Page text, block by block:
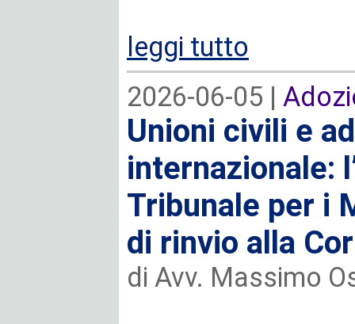
leggi tutto
2026-06-05 |
Unioni civili e
internazionale:
Tribunale per i
di rinvio alla
di Avv. Massimo